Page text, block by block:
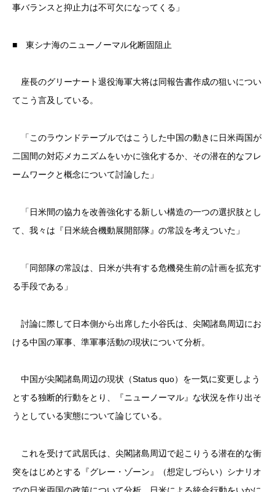
事バランスと抑止力は不可欠になってくる」
■ 東シナ海のニューノーマル化断固阻止
座長のグリーナート退役海軍大将は同報告書作成の狙いについ
てこう言及している。
「このラウンドテーブルではこうした中国の動きに日米両国が
二国間の対応メカニズムをいかに強化するか、その潜在的なフレ
ームワークと概念について討論した」
「日米間の協力を改善強化する新しい構造の一つの選択肢とし
て、我々は『日米統合機動展開部隊』の常設を考えついた」
「同部隊の常設は、日米が共有する危機発生前の計画を拡充す
る手段である」
討論に際して日本側から出席した小谷氏は、尖閣諸島周辺にお
ける中国の軍事、準軍事活動の現状について分析。
中国が尖閣諸島周辺の現状（Status quo）を一気に変更しよう
とする独断的行動をとり、『ニューノーマル』な状況を作り出そ
うとしている実態について論じている。
これを受けて武居氏は、尖閣諸島周辺で起こりうる潜在的な衝
突をはじめとする『グレー・ゾーン』（想定しづらい）シナリオ